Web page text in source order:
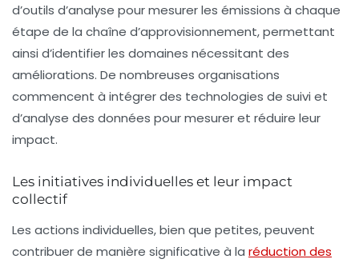
d’outils d’analyse pour mesurer les émissions à chaque
étape de la chaîne d’approvisionnement, permettant
ainsi d’identifier les domaines nécessitant des
améliorations. De nombreuses organisations
commencent à intégrer des technologies de suivi et
d’analyse des données pour mesurer et réduire leur
impact.
Les initiatives individuelles et leur impact
collectif
Les actions individuelles, bien que petites, peuvent
contribuer de manière significative à la réduction des